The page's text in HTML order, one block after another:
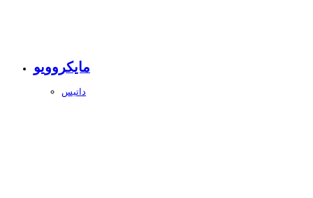
مایکروویو
داتیس